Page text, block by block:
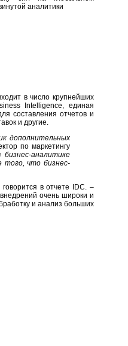
в число крупнейших
Intelligence, единая
составления отчетов и
и другие.
дополнительных
по маркетингу
аналитике
того, что бизнес-
в отчете IDC. –
очень широки и
и анализ больших